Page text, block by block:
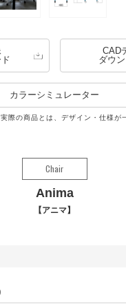
CAD
ダウ
カラーシミュレーター
際の商品とは、デザイン・仕様が
Chair
Anima
アニマ